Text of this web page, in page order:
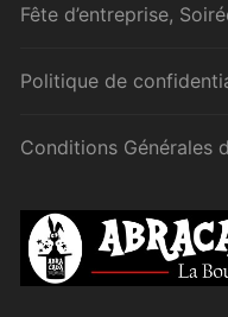
Fête d’entreprise,
Politique de
Conditions Générales